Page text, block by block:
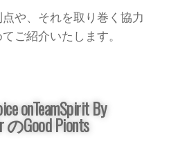
や、それを取り巻く協力
ご紹介いたします。
onTeamSpirit By
のGood Pionts